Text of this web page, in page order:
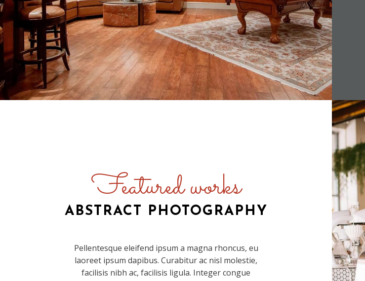
Featured works
ABSTRACT PHOTOGRAPHY
Pellentesque eleifend ipsum a magna rhoncus, eu
laoreet ipsum dapibus. Curabitur ac nisl molestie,
facilisis nibh ac, facilisis ligula. Integer congue